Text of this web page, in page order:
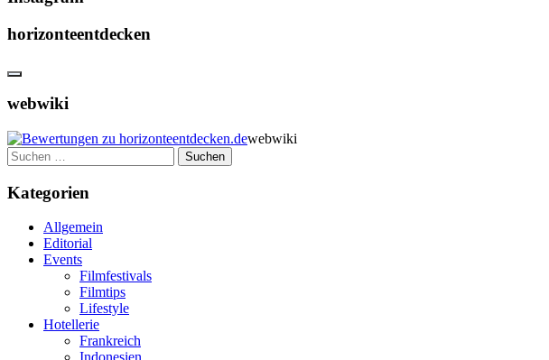
horizonteentdecken
webwiki
webwiki
Suchen
nach:
Kategorien
Allgemein
Editorial
Events
Filmfestivals
Filmtips
Lifestyle
Hotellerie
Frankreich